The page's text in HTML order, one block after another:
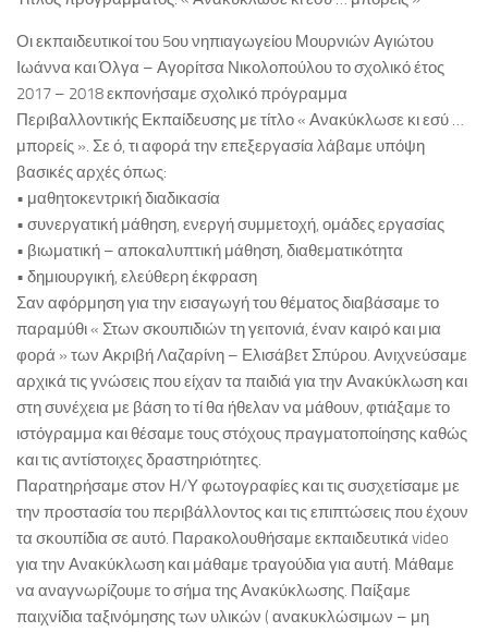
ΓΡΑ.Σ.Ε.Π. Κολυμβαρίου
Εθνικό Δίκτυο Αγωγής Υγείας ΜΑΘΑΙΝΩ ΓΙΑ ΤΗ ΖΩΗ
Επιληψία/ Πρώτες Βοήθειες στο Σχολείο
Δημοτική Βιβλιοθήκη Χανίων
Πολυθεματικό Δίκτυο Περιβαλλοντικής Αγωγής
Προστασία από Υψηλή Ατμοσφαιρική Ρύπανση
ΚΠΕ Βάμου
ΚΠΕ Ανωγείων
ΚΠΕ Αρχανών
ΚΠΕ Ιεράπετρας
Μεσογειακό Αγρονομικό Ινστιτούτο Χανίων
Μουσείο Φυσικής Ιστορίας Κρήτης
ΥΠουργείο Περιβάλλοντος, Ενέργειας και Κλιματικής
Αλλαγής
Ναυτικό Μουσείο Κρήτης- Νεώριο Μόρο
Κέντρο Αρχιτεκτονικής της Μεσογείου
Παγκρήτιος Σύνδεσμος για τη Διάδοση των Καλών Τεχνών
Οι εκπαιδευτικοί του 5ου νηπιαγωγείου Μουρνιών Αγιώτου
Ιωάννα και Όλγα – Αγορίτσα Νικολοπούλου το σχολικό έτος
2017 – 2018 εκπονήσαμε σχολικό πρόγραμμα
Περιβαλλοντικής Εκπαίδευσης με τίτλο « Ανακύκλωσε κι εσύ …
μπορείς ». Σε ό, τι αφορά την επεξεργασία λάβαμε υπόψη
βασικές αρχές όπως:
• μαθητοκεντρική διαδικασία
• συνεργατική μάθηση, ενεργή συμμετοχή, ομάδες εργασίας
• βιωματική – αποκαλυπτική μάθηση, διαθεματικότητα
• δημιουργική, ελεύθερη έκφραση
Σαν αφόρμηση για την εισαγωγή του θέματος διαβάσαμε το
παραμύθι « Στων σκουπιδιών τη γειτονιά, έναν καιρό και μια
φορά » των Ακριβή Λαζαρίνη – Ελισάβετ Σπύρου. Ανιχνεύσαμε
αρχικά τις γνώσεις που είχαν τα παιδιά για την Ανακύκλωση και
στη συνέχεια με βάση το τί θα ήθελαν να μάθουν, φτιάξαμε το
ιστόγραμμα και θέσαμε τους στόχους πραγματοποίησης καθώς
και τις αντίστοιχες δραστηριότητες.
Παρατηρήσαμε στον Η/Υ φωτογραφίες και τις συσχετίσαμε με
την προστασία του περιβάλλοντος και τις επιπτώσεις που έχουν
τα σκουπίδια σε αυτό. Παρακολουθήσαμε εκπαιδευτικά video
για την Ανακύκλωση και μάθαμε τραγούδια για αυτή. Μάθαμε
να αναγνωρίζουμε το σήμα της Ανακύκλωσης. Παίξαμε
παιχνίδια ταξινόμησης των υλικών ( ανακυκλώσιμων – μη